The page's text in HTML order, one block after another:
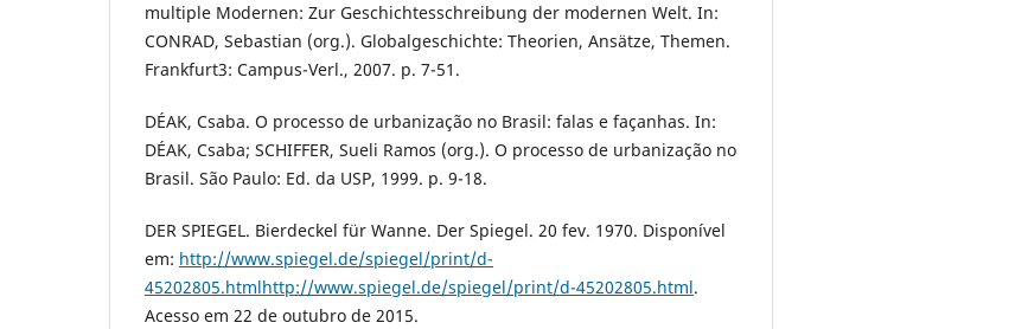
multiple Modernen: Zur Geschichtesschreibung der modernen Welt. In:
CONRAD, Sebastian (org.). Globalgeschichte: Theorien, Ansätze, Themen.
Frankfurt3: Campus-Verl., 2007. p. 7-51.
DÉAK, Csaba. O processo de urbanização no Brasil: falas e façanhas. In:
DÉAK, Csaba; SCHIFFER, Sueli Ramos (org.). O processo de urbanização no
Brasil. São Paulo: Ed. da USP, 1999. p. 9-18.
DER SPIEGEL. Bierdeckel für Wanne. Der Spiegel. 20 fev. 1970. Disponível
em: http://www.spiegel.de/spiegel/print/d-
45202805.htmlhttp://www.spiegel.de/spiegel/print/d-45202805.html.
Acesso em 22 de outubro de 2015.